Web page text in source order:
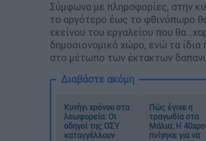
Σύμφωνα με πληροφορίες, στην
το αργότερο έως το φθινόπωρο
εκείνου του εργαλείου που
δημοσιονομικό χώρο, ενώ τα ίδια
στο μέτωπο των έκτακτων
Διαβάστε ακόμη
Κυνήγι χρόνου στα
λεωφορεία: Οι
οδηγοί της ΟΣΥ
καταγγέλλουν
Πώς έγινε η
τραγωδία στα
Μάλια: Η
πνίγηκε για να